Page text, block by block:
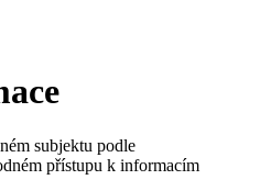
subjektu podle
přístupu k informacím